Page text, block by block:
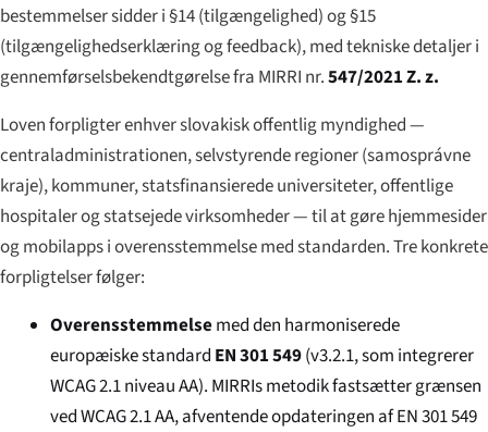
bestemmelser sidder i §14 (tilgængelighed) og §15
(tilgængelighedserklæring og feedback), med tekniske detaljer i
gennemførselsbekendtgørelse fra MIRRI nr.547/2021 Z. z.
Loven forpligter enhver slovakisk offentlig myndighed —
centraladministrationen, selvstyrende regioner (samosprávne
kraje), kommuner, statsfinansierede universiteter, offentlige
hospitaler og statsejede virksomheder — til at gøre hjemmesider
og mobilapps i overensstemmelse med standarden. Tre konkrete
forpligtelser følger:
Overensstemmelsemed den harmoniserede
europæiske standard EN 301 549(v3.2.1, som integrerer
WCAG 2.1 niveau AA). MIRRIs metodik fastsætter grænsen
ved WCAG 2.1 AA, afventende opdateringen af EN 301 549